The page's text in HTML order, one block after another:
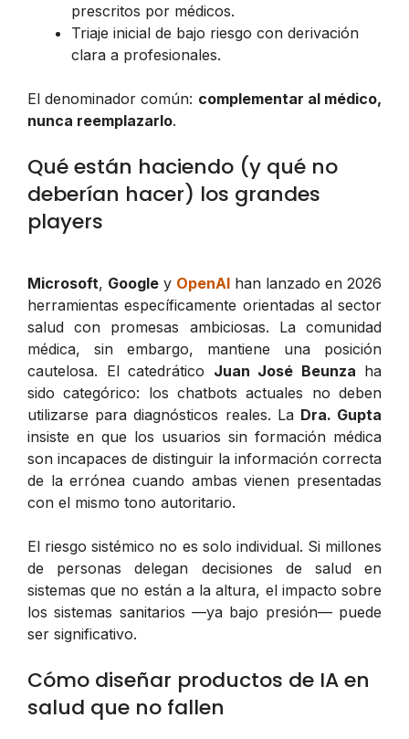
prescritos por médicos.
Triaje inicial de bajo riesgo con derivación
clara a profesionales.
El denominador común: complementar al médico,
nunca reemplazarlo.
Qué están haciendo (y qué no
deberían hacer) los grandes
players
Microsoft, Google y OpenAI han lanzado en 2026
herramientas específicamente orientadas al sector
salud con promesas ambiciosas. La comunidad
médica, sin embargo, mantiene una posición
cautelosa. El catedrático Juan José Beunza ha
sido categórico: los chatbots actuales no deben
utilizarse para diagnósticos reales. La Dra. Gupta
insiste en que los usuarios sin formación médica
son incapaces de distinguir la información correcta
de la errónea cuando ambas vienen presentadas
con el mismo tono autoritario.
El riesgo sistémico no es solo individual. Si millones
de personas delegan decisiones de salud en
sistemas que no están a la altura, el impacto sobre
los sistemas sanitarios —ya bajo presión— puede
ser significativo.
Cómo diseñar productos de IA en
salud que no fallen